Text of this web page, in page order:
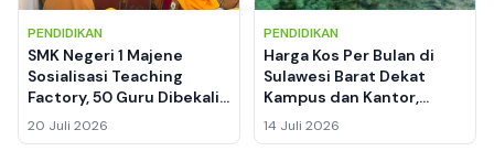
PENDIDIKAN
SMK Negeri 1 Majene
Sosialisasi Teaching
Factory, 50 Guru Dibekali
Konsep Sekolah Model
dan Budaya Kerja Industri
20 Juli 2026
PENDIDIKAN
Harga Kos Per Bulan di
Sulawesi Barat Dekat
Kampus dan Kantor,
Lengkap dengan Kisaran
Sewa
14 Juli 2026